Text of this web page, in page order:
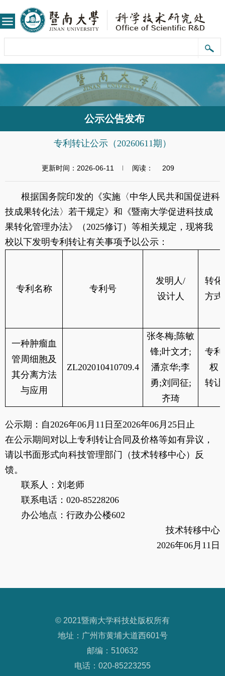
公示公告发布
专利转让公示（20260611期）
更新时间：2026-06-11 阅读： 209
根据国务院印发的《实施〈中华人民共和国促进科
技成果转化法〉若干规定》和《暨南大学促进科技成
果转化管理办法》（2025修订）等相关规定，现将我
校以下发明专利转让有关事项予以公示：
专利名称 专利号
发明人/
设计人
转化
方式
一种肿瘤血
管周细胞及
其分离方法
与应用
ZL202010410709.4
张冬梅;陈敏
锋;叶文才;
潘京华;李
勇;刘同征;
齐琦
专利
权
转让
公示期：自2026年06月 11 日至2026年06月 25 日止
在公示期间对以上专利转让合同及价格等如有异议，
请以书面形式向科技管理部门（技术转移中心）反
馈。
联系人：刘老师
联系电话： 020-85228206
办公地点：行政办公楼602
技术转移中心
2026年06月 11 日
© 2021暨南大学科技处版权所有
地址：广州市黄埔大道西601号
邮编：510632
电话：020-85223255